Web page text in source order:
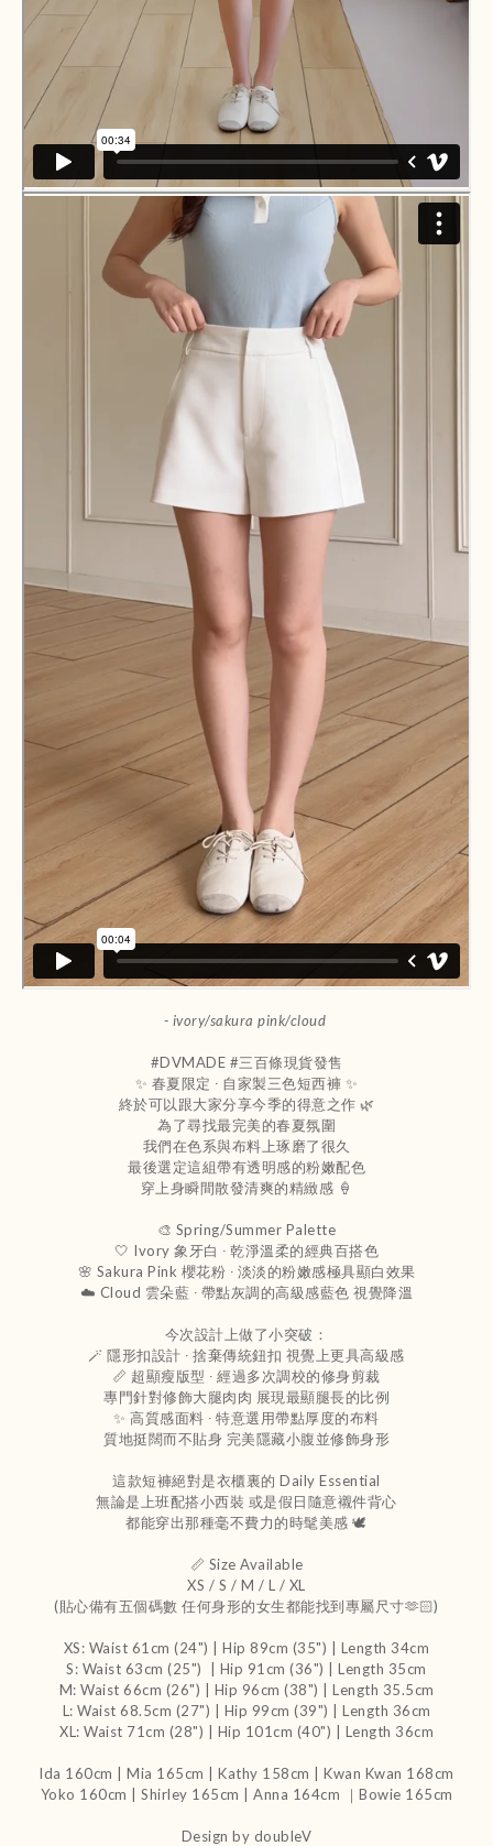
- ivory/sakura pink/cloud
#DVMADE #三百條現貨發售
✨ 春夏限定 ‧ 自家製三色短西褲 ✨
終於可以跟大家分享今季的得意之作 🌿
為了尋找最完美的春夏氛圍
我們在色系與布料上琢磨了很久
最後選定這組帶有透明感的粉嫩配色
穿上身瞬間散發清爽的精緻感 🍦
🎨 Spring/Summer Palette
🤍 Ivory 象牙白 ‧ 乾淨溫柔的經典百搭色
🌸 Sakura Pink 櫻花粉 ‧ 淡淡的粉嫩感極具顯白效果
☁️ Cloud 雲朵藍 ‧ 帶點灰調的高級感藍色 視覺降溫
今次設計上做了小突破：
🪄 隱形扣設計 ‧ 捨棄傳統鈕扣 視覺上更具高級感
📏 超顯瘦版型 ‧ 經過多次調校的修身剪裁
專門針對修飾大腿肉肉 展現最顯腿長的比例
✨ 高質感面料 ‧ 特意選用帶點厚度的布料
質地挺闊而不貼身 完美隱藏小腹並修飾身形
這款短褲絕對是衣櫃裏的 Daily Essential
無論是上班配搭小西裝 或是假日隨意襯件背心
都能穿出那種毫不費力的時髦美感 🕊️
📏 Size Available
XS / S / M / L / XL
(貼心備有五個碼數 任何身形的女生都能找到專屬尺寸🫶🏻)
XS: Waist 61cm (24") | Hip 89cm (35") | Length 34cm
S: Waist 63cm (25") | Hip 91cm (36") | Length 35cm
M: Waist 66cm (26") | Hip 96cm (38") | Length 35.5cm
L: Waist 68.5cm (27") | Hip 99cm (39") | Length 36cm
XL: Waist 71cm (28") | Hip 101cm (40") | Length 36cm
Ida 160cm | Mia 165cm | Kathy 158cm |
Kwan Kwan 168cm
Yoko 160cm | Shirley 165cm
| Anna 164cm ｜Bowie 165cm
Design by doubleV